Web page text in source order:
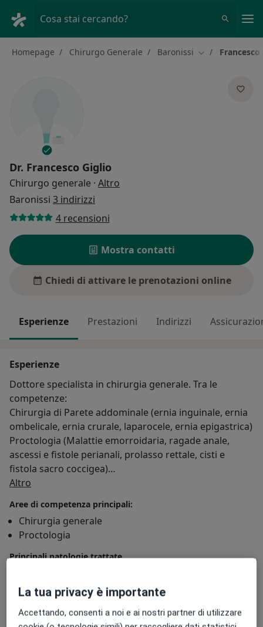
Cosa stai cercando?
Homepage Chirurgo Generale Baronissi Cambia città
Dr. Francesco Giglio
Chirurgo generale · Altro
Baronissi 3 indirizzi
4 recensioni
Mostra contatti
Chiedi di attivare le prenotazioni online
Esperienze Prestazioni Indirizzi
Esperienze
Dottore specialista in chirurgia generale. Tra le
competenze:
Chirurgia di Parete addominale (ernia inguinale, ernia
ombelicale, ernia crurale, laparocele, ernia epigastrica)
Proctologia (Malattie emorroidaria, ragade anale,
ascessi e fistole perianali, prolasso rettale, cisti e
fistola sacro coccigea)
Chirurgia Ambulatoriale (asportazione nevi, cisti,
onicectomia)
Chirurgia Generale Addominale non oncologica
(calcolosi delle vie biliari, malattia diverticolare colica)
Chirurgia urologica minore (fimosi, parafimosi,
Altro
Aree di competenza principali:
Chirurgia generale
Proctologia
Principali patologie trattate
Ernia
Diverticolosi +8a11y_sr_more_diseases
Presso questo indirizzo visito
La tua privacy è importante
Accettando, consenti a noi e ai nostri partner di utilizzare